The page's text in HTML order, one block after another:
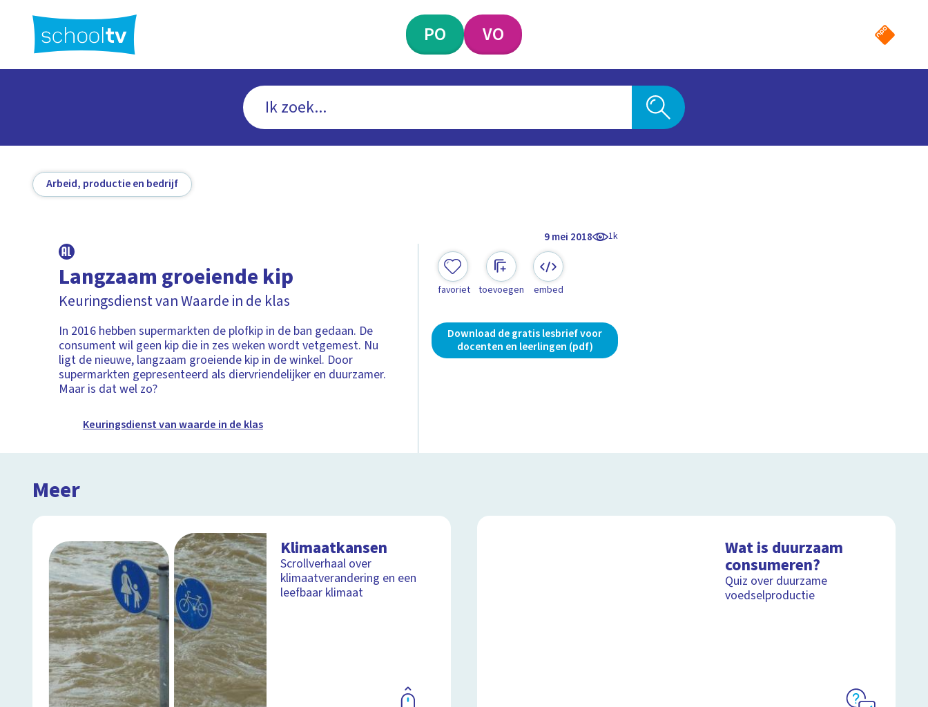
hoofdinhoud
PO VO
Arbeid, productie en bedrijf
9 mei 2018 1k
Langzaam groeiende kip
Keuringsdienst van Waarde in de klas
In 2016 hebben supermarkten de plofkip in de ban gedaan. De
consument wil geen kip die in zes weken wordt vetgemest. Nu
ligt de nieuwe, langzaam groeiende kip in de winkel. Door
supermarkten gepresenteerd als diervriendelijker en duurzamer.
Maar is dat wel zo?
Keuringsdienst van waarde in de klas
favoriet toevoegen embed
Download de gratis lesbrief voor
docenten en leerlingen (pdf)
Meer
Klimaatkansen
Scrollverhaal over
klimaatverandering en een
leefbaar klimaat
Wat is duurzaam
consumeren?
Quiz over duurzame
voedselproductie